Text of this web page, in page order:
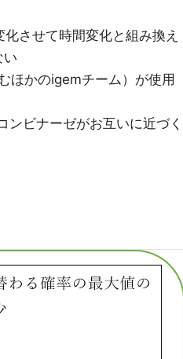
させて時間変化と組み換え
い
ほかのigemチーム）が使用
ビナーゼがお互いに近づく